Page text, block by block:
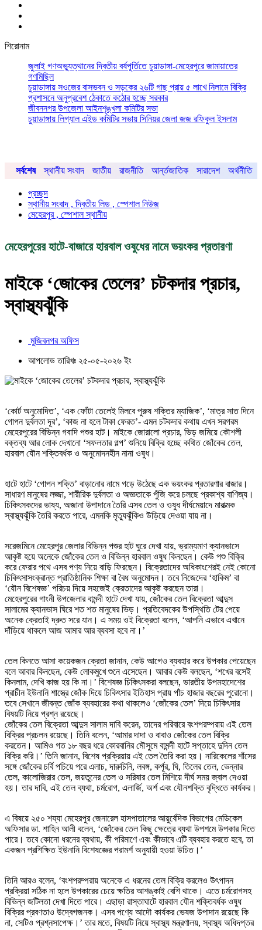
শিরোনাম
জুলাই গণঅভ্যুত্থানের দ্বিতীয় বর্ষপূর্তিতে চুয়াডাঙ্গা-মেহেরপুরে জামায়াতের
গণমিছিল
চুয়াডাঙ্গায় সওজের বাসভবন ও সড়কের ২৬টি গাছ প্রায় ৫ লাখে নিলামে বিক্রি
প্রশাসনে অনুপ্রবেশ ঠেকাতে কঠোর হচ্ছে সরকার
জীবননগর উপজেলা আইনশৃঙ্খলা কমিটির সভা
চুয়াডাঙ্গায় লিগ্যাল এইড কমিটির সভায় সিনিয়র জেলা জজ রফিকুল ইসলাম
সর্বশেষ স্থানীয় সংবাদ জাতীয় রাজনীতি আর্ন্তজাতিক সারাদেশ অর্থনীতি
প্রচ্ছদ
স্থানীয় সংবাদ , দ্বিতীয় লিড , স্পেশাল নিউজ
মেহেরপুর , স্পেশাল স্থানীয়
মেহেরপুরের হাটে-বাজারে হারবাল ওষুধের নামে ভয়ংকর প্রতারণা
মাইকে ‘জোকের তেলের’ চটকদার প্রচার,
স্বাস্থ্যঝুঁকি
মুজিবনগর অফিস
আপলোড তারিখঃ ২৫-০৫-২০২৬ ইং
‘কোর্ট অনুমোদিত’, ‘এক ফোঁটা তেলেই মিলবে পুরুষ শক্তির ম্যাজিক’, ‘মাত্র সাত দিনে
গোপন দুর্বলতা দূর’, ‘কাজ না হলে টাকা ফেরত’- এমন চটকদার কথায় এখন সরগরম
মেহেরপুরের বিভিন্ন গবাদি পশুর হাট। মাইকে জোরালো প্রচার, ভিড় জমিয়ে কৌশলী
বক্তব্য আর লোক দেখানো ‘সফলতার গল্প’ শুনিয়ে বিক্রি হচ্ছে কথিত জোঁকের তেল,
হারবাল যৌন শক্তিবর্ধক ও অনুমোদনহীন নানা ওষুধ।
হাটে হাটে ‘গোপন শক্তি’ বাড়ানোর নামে গড়ে উঠেছে এক ভয়ংকর প্রতারণার বাজার।
সাধারণ মানুষের লজ্জা, শারীরিক দুর্বলতা ও অজ্ঞতাকে পুঁজি করে চলছে প্রকাশ্য বাণিজ্য।
চিকিৎসকদের ভাষ্য, অজানা উপাদানে তৈরি এসব তেল ও ওষুধ দীর্ঘমেয়াদে মারাত্মক
স্বাস্থ্যঝুঁকি তৈরি করতে পারে, এমনকি মৃত্যুঝুঁকিও উড়িয়ে দেওয়া যায় না।
সরেজমিনে মেহেরপুর জেলার বিভিন্ন পশুর হাট ঘুরে দেখা যায়, ভ্রাম্যমাণ ক্যানভাসে
আকৃষ্ট হয়ে অনেকে জোঁকের তেল ও বিভিন্ন হারবাল ওষুধ কিনছেন। কেউ পশু বিক্রি
করে ফেরার পথে এসব পণ্য নিয়ে বাড়ি ফিরছেন। বিক্রেতাদের অধিকাংশেরই নেই কোনো
চিকিৎসাসংক্রান্ত প্রাতিষ্ঠানিক শিক্ষা বা বৈধ অনুমোদন। তবে নিজেদের ‘হাকিম’ বা
‘যৌন বিশেষজ্ঞ’ পরিচয় দিয়ে সহজেই ক্রেতাদের আকৃষ্ট করছেন তারা।
মেহেরপুরের গাংনী উপজেলার বামন্দী হাটে দেখা যায়, জোঁকের তেল বিক্রেতা আব্দুস
সালামের ক্যানভাস ঘিরে শত শত মানুষের ভিড়। প্রতিবেদকের উপস্থিতি টের পেয়ে
অনেক ক্রেতাই দ্রুত সরে যান। এ সময় ওই বিক্রেতা বলেন, ‘আপনি এভাবে এখানে
দাঁড়িয়ে থাকলে আজ আমার আর ব্যবসা হবে না।’
তেল কিনতে আসা কয়েকজন ক্রেতা জানান, কেউ আগেও ব্যবহার করে উপকার পেয়েছেন
বলে আবার কিনছেন, কেউ লোকমুখে শুনে এসেছেন। আবার কেউ বলছেন, ‘শখের বসেই
কিনলাম, দেখি কাজ হয় কি না।’ বিশেষজ্ঞ চিকিৎসকরা বলছেন, ভারতীয় উপমহাদেশের
প্রাচীন ইউনানি শাস্ত্রে জোঁক দিয়ে চিকিৎসার ইতিহাস প্রায় পাঁচ হাজার বছরের পুরোনো।
তবে সেখানে জীবন্ত জোঁক ব্যবহারের কথা থাকলেও ‘জোঁকের তেল’ দিয়ে চিকিৎসার
বিষয়টি নিয়ে প্রশ্ন রয়েছে।
জোঁকের তেল বিক্রেতা আব্দুস সালাম দাবি করেন, তাদের পরিবারে বংশপরম্পরায় এই তেল
বিক্রির প্রচলন রয়েছে। তিনি বলেন, ‘আমার দাদা ও বাবাও জোঁকের তেল বিক্রি
করতেন। আমিও গত ১৮ বছর ধরে কোরবানির মৌসুমে বামন্দী হাটে সপ্তাহে দুদিন তেল
বিক্রি করি।’ তিনি জানান, বিশেষ প্রক্রিয়ায় এই তেল তৈরি করা হয়। নারিকেলের শাঁসের
সঙ্গে জোঁকের চর্বি পচিয়ে পরে এলাচ, দারুচিনি, লবঙ্গ, কর্পূর, ঘি, তিলের তেল, ভেন্নার
তেল, কালোজিরার তেল, জয়তুনের তেল ও সরিষার তেল মিশিয়ে দীর্ঘ সময় জ্বাল দেওয়া
হয়। তার দাবি, এই তেল ব্যথা, চর্মরোগ, এলার্জি, অর্শ এবং যৌনশক্তি বৃদ্ধিতে কার্যকর।
এ বিষয়ে ২৫০ শয্যা মেহেরপুর জেনারেল হাসপাতালের আয়ুর্বেদিক বিভাগের মেডিকেল
অফিসার ডা. শাহিন আলী বলেন, ‘জোঁকের তেল কিছু ক্ষেত্রে ব্যথা উপশমে উপকার দিতে
পারে। তবে কোনো ধরনের ব্যথায়, কী পরিমাণে এবং কীভাবে এটি ব্যবহার করতে হবে, তা
একজন প্রশিক্ষিত ইউনানি বিশেষজ্ঞের পরামর্শ অনুযায়ী হওয়া উচিত।’
তিনি আরও বলেন, ‘বংশপরম্পরায় অনেকে এ ধরনের তেল বিক্রি করলেও উৎপাদন
প্রক্রিয়া সঠিক না হলে উপকারের চেয়ে ক্ষতির আশঙ্কাই বেশি থাকে। এতে চর্মরোগসহ
বিভিন্ন জটিলতা দেখা দিতে পারে। এছাড়া রাস্তাঘাটে হারবাল যৌন শক্তিবর্ধক ওষুধ
বিক্রির প্রবণতাও উদ্বেগজনক। এসব পণ্যে আদৌ কার্যকর ভেষজ উপাদান রয়েছে কি
না, সেটিও প্রশ্নসাপেক্ষ।’ তার মতে, বিষয়টি নিয়ে স্বাস্থ্য মন্ত্রণালয়, স্বাস্থ্য অধিদপ্তর